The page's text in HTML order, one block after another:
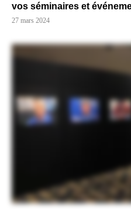
vos séminaires et
27 mars 2024